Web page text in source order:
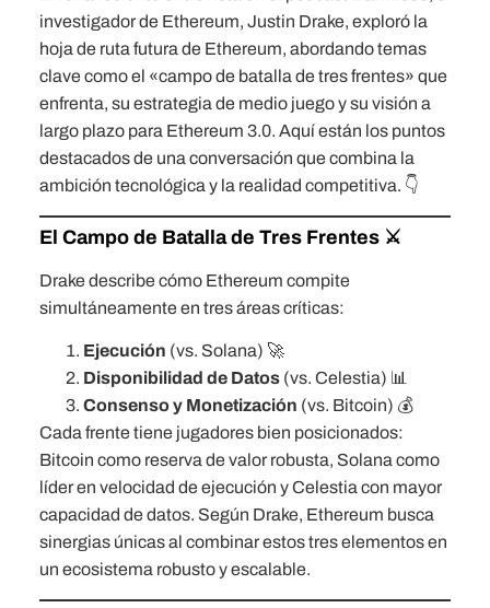
investigador de Ethereum, Justin Drake, exploró la
hoja de ruta futura de Ethereum, abordando temas
clave como el «campo de batalla de tres frentes» que
enfrenta, su estrategia de medio juego y su visión a
largo plazo para Ethereum 3.0. Aquí están los puntos
destacados de una conversación que combina la
ambición tecnológica y la realidad competitiva. 👇
El Campo de Batalla de Tres Frentes ⚔️
Drake describe cómo Ethereum compite
simultáneamente en tres áreas críticas:
Ejecución (vs. Solana) 🚀
Disponibilidad de Datos(vs. Celestia) 📊
Consenso y Monetización (vs. Bitcoin) 💰
Cada frente tiene jugadores bien posicionados:
Bitcoin como reserva de valor robusta, Solana como
líder en velocidad de ejecución y Celestia con mayor
capacidad de datos. Según Drake, Ethereum busca
sinergias únicas al combinar estos tres elementos en
un ecosistema robusto y escalable.